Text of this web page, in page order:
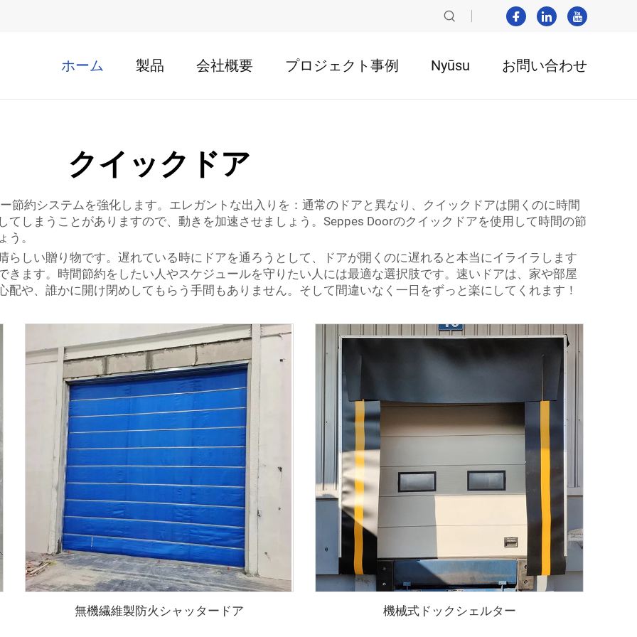
ホーム 製品 会社概要 プロジェクト事例 Nyūsu お問い合わせ
クイックドア
節約システムを強化します。エレガントな出入りを：通常のドアと異なり、クイックドアは開くのに時間
しまうことがありますので、動きを加速させましょう。Seppes Doorのクイックドアを使用して時間の節
。
しい贈り物です。遅れている時にドアを通ろうとして、ドアが開くのに遅れると本当にイライラします
ます。時間節約をしたい人やスケジュールを守りたい人には最適な選択肢です。速いドアは、家や部屋
や、誰かに開け閉めしてもらう手間もありません。そして間違いなく一日をずっと楽にしてくれます！
無機繊維製防火シャッタードア 機械式ドックシェルター